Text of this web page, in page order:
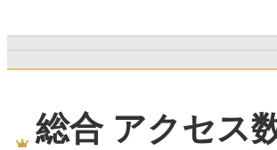
総合 アクセス